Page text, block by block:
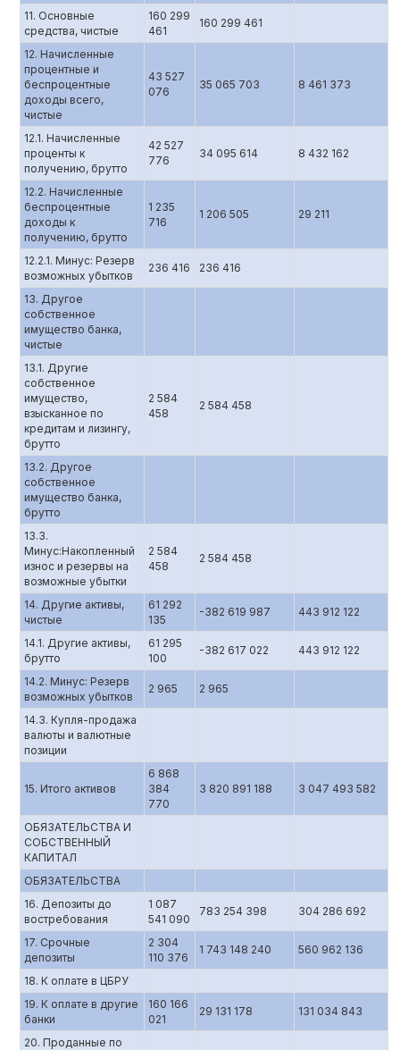
11. Основные
средства, чистые
160 299
461
160 299 461
12. Начисленные
процентные и
беспроцентные
доходы всего,
чистые
43 527
076
35 065 703 8 461 373
12.1. Начисленные
проценты к
получению, брутто
42 527
776
34 095 614 8 432 162
12.2. Начисленные
беспроцентные
доходы к
получению, брутто
1 235
716
1 206 505 29 211
12.2.1. Минус: Резерв
возможных убытков
236 416 236 416
13. Другое
собственное
имущество банка,
чистые
13.1. Другие
собственное
имущество,
взысканное по
кредитам и лизингу,
брутто
2 584
458
2 584 458
13.2. Другое
собственное
имущество банка,
брутто
13.3.
Минус:Накопленный
износ и резервы на
возможные убытки
2 584
458
2 584 458
14. Другие активы,
чистые
61 292
135
-382 619 987 443 912 122
14.1. Другие активы,
брутто
61 295
100
-382 617 022 443 912 122
14.2. Минус: Резерв
возможных убытков
2 965 2 965
14.3. Купля-продажа
валюты и валютные
позиции
15. Итого активов
6 868
384
770
3 820 891 188 3 047 493 582
ОБЯЗАТЕЛЬСТВА И
СОБСТВЕННЫЙ
КАПИТАЛ
ОБЯЗАТЕЛЬСТВА
16. Депозиты до
востребования
1 087
541 090
783 254 398 304 286 692
17. Срочные
депозиты
2 304
110 376
1 743 148 240 560 962 136
18. К оплате в ЦБРУ
19. К оплате в другие
банки
160 166
021
29 131 178 131 034 843
20. Проданные по